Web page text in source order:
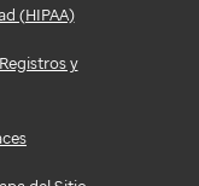
(HIPAA)
y